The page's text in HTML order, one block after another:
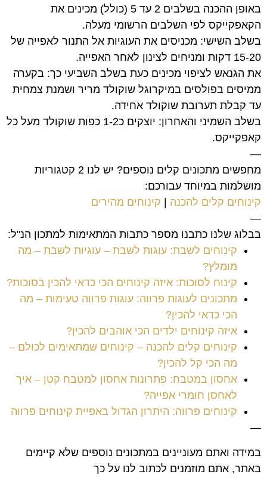
באופן ההכנה בשלבים 2 עד 5 (כולל) מכינים את
הקאפקייקס לפי השלבים הרשומי מעלה.
בשלב השישי: מכניסים את העוגיות אל התנור לאפייה של
15-20 דקות ומניחים לצינון לאחר האפייה.
את הגנאש לציפוי מכינים כעת בשלב השביעי כך: בקערה
ממיסים בפולסים במיקרוגל שוקולד מריר ושמנת צמחית
עד קבלת תערובת שוקולד אחידה.
בשלב השמיני והאחרון: יוצקים כ1-2 כפות שוקולד מעל כל
קאפקייקס.
—
מחפשים מתכונים קלים נוספים? יש לנו 2 קטגוריות
מושלמות במיוחד עבורכם:
קינוחים קלים להכנה
קינוחים מהירים
—
בבלוג שלנו כתבנו מספר כתבות המתאימות למתכון הנ"ל:
קינוחים לשבת: עוגות לשבת – עוגיות לשבת – מה
מומלץ?
קינוח לסוכות: איזה קינוחים הכי כדאי להכין בסוכות?
מתכונים לעוגות פרווה: עוגות פרווה טעימות – מה
הכי כדאי להכין?
איזה קינוחים ילדים הכי אוהבים להכין?
קינוחים קלים להכנה – קינוחים שמתאימים לכולם –
מה הכי קל להכין?
אחסון במטבח: פתרונות אחסון למטבח קטן – איך
לאחסן חומרי אפייה?
קינוחים פרווה: היתרון הגדול באפיית קינוחים פרווה
—
במידה ואתם מעוניינים במתכונים נוספים שלא קיימים
באתר, אתם מוזמנים לכתוב לנו על כך